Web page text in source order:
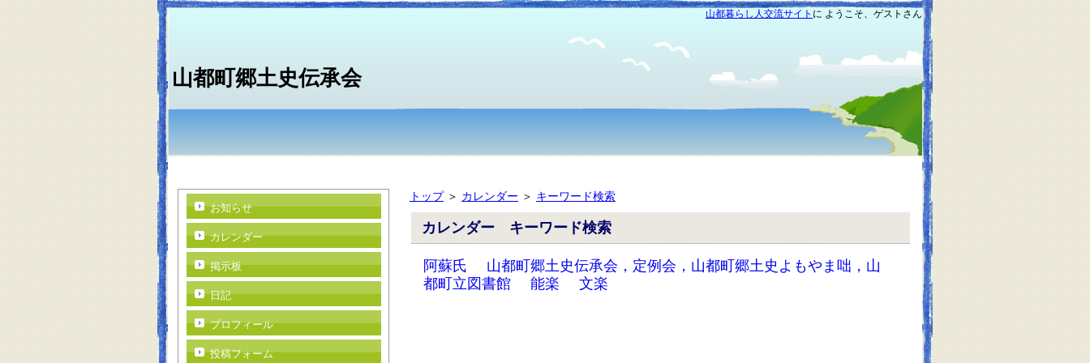
山都暮らし人交流サイト に ようこそ、ゲストさん
山都町郷土史伝承会
トップ＞ カレンダー ＞ キーワード検索
カレンダー キーワード検索
阿蘇氏
山都町郷土史伝承会，定例会，山都町郷土史よもやま咄，山
都町立図書館
能楽 文楽
お知らせ
カレンダー
掲示板
日記
プロフィール
投稿フォーム